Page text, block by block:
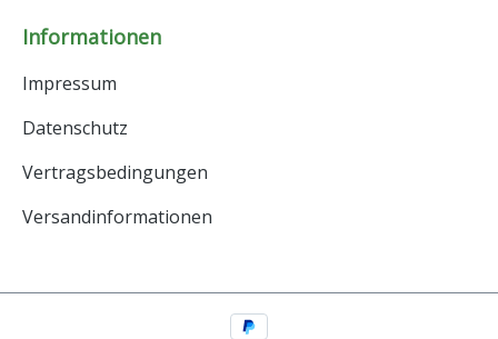
Informationen
Impressum
Datenschutz
Vertragsbedingungen
Versandinformationen